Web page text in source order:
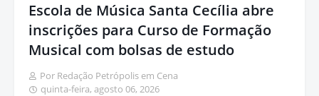
Escola de Música Santa Cecília abre
inscrições para Curso de Formação
Musical com bolsas de estudo
Por Redação Petrópolis em Cena
quinta-feira, agosto 06, 2026